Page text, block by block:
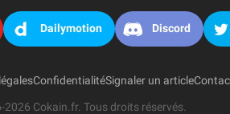
Dailymotion Discord
ConfidentialitéSignaler un article
Cokain.fr. Tous droits réservés.